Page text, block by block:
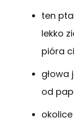
ten
lekko
pióra
głowa
od